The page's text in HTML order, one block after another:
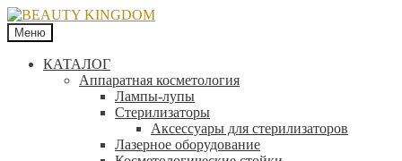
Меню
КАТАЛОГ
Аппаратная косметология
Лампы-лупы
Стерилизаторы
Аксессуары для стерилизаторов
Лазерное оборудование